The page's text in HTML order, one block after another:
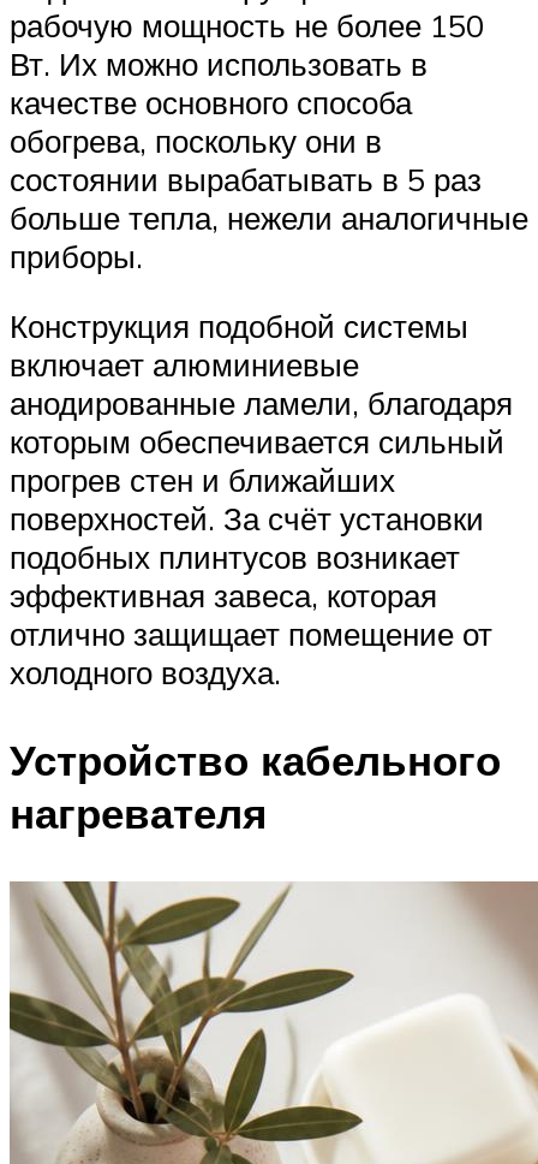
рабочую мощность не более 150
Вт. Их можно использовать в
качестве основного способа
обогрева, поскольку они в
состоянии вырабатывать в 5 раз
больше тепла, нежели аналогичные
приборы.
Конструкция подобной системы
включает алюминиевые
анодированные ламели, благодаря
которым обеспечивается сильный
прогрев стен и ближайших
поверхностей. За счёт установки
подобных плинтусов возникает
эффективная завеса, которая
отлично защищает помещение от
холодного воздуха.
Устройство кабельного
нагревателя